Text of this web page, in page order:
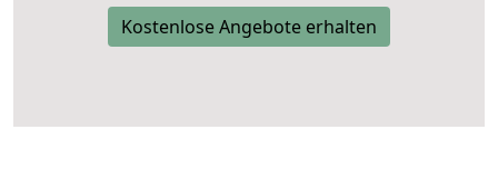
Kostenlose Angebote erhalten